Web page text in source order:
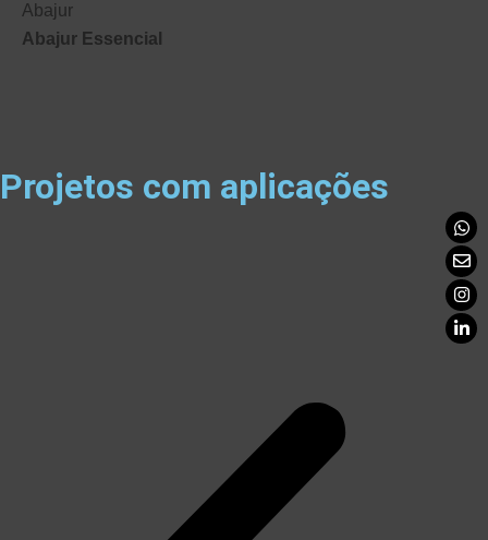
Abajur
Abajur Essencial
Projetos com aplicações